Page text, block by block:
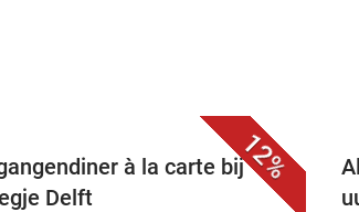
12%
à la carte bij
Delft